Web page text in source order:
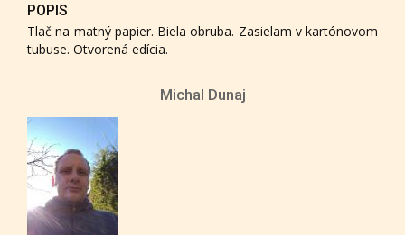
POPIS
Tlač na matný papier. Biela obruba. Zasielam v kartónovom
tubuse. Otvorená edícia.
Michal Dunaj